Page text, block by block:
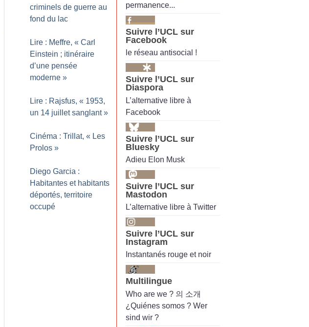
criminels de guerre au
fond du lac
Lire : Meffre, « Carl
Einstein ; itinéraire
d’une pensée
moderne »
Lire : Rajsfus, « 1953,
un 14 juillet sanglant »
Cinéma : Trillat, « Les
Prolos »
Diego Garcia :
Habitantes et habitants
déportés, territoire
occupé
permanence...
Suivre l’UCL sur
Facebook
le réseau antisocial !
Suivre l’UCL sur
Diaspora
L’alternative libre à
Facebook
Suivre l’UCL sur
Bluesky
Adieu Elon Musk
Suivre l’UCL sur
Mastodon
L’alternative libre à Twitter
Suivre l’UCL sur
Instagram
Instantanés rouge et noir
Multilingue
Who are we ? 의 소개
¿Quiénes somos ? Wer
sind wir ?